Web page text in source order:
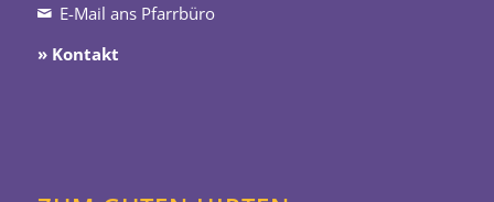
E-Mail ans Pfarrbüro
» Kontakt